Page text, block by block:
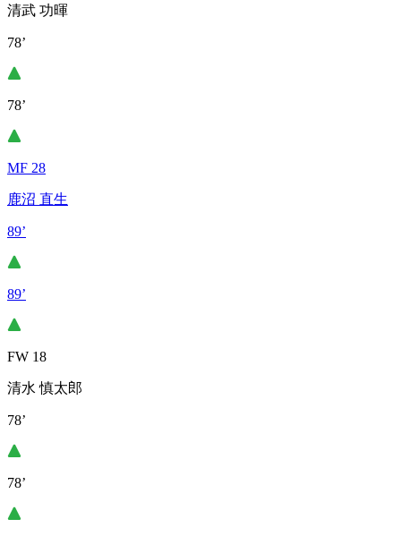
清武 功暉
78’
78’
MF 28
鹿沼 直生
89’
89’
FW 18
清水 慎太郎
78’
78’